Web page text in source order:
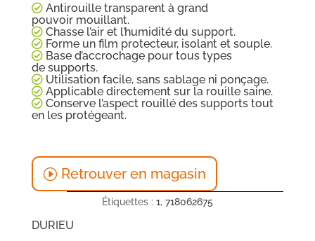
Antirouille transparent à grand
pouvoir mouillant.
Chasse l’air et l’humidité du support.
Forme un film protecteur, isolant et souple.
Base d’accrochage pour tous types
de supports.
Utilisation facile, sans sablage ni ponçage.
Applicable directement sur la rouille saine.
Conserve l’aspect rouillé des supports tout
en les protégeant.
Retrouver en magasin
Étiquettes : 1, 718062675
DURIEU